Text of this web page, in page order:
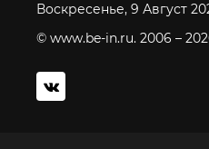
Воскресенье, 9 Август
© www.be-in.ru. 2006 –